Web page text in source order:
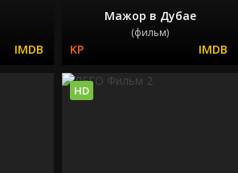
Мажор в Дубае
(фильм)
HD